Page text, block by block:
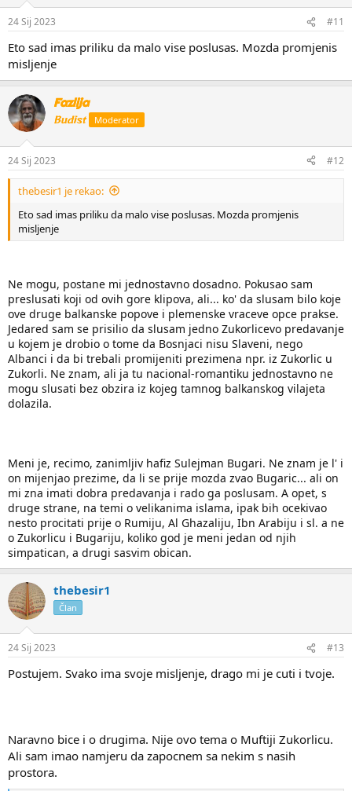
24 Sij 2023 #11
Eto sad imas priliku da malo vise poslusas. Mozda promjenis
misljenje
Fazlija
Budist Moderator
24 Sij 2023 #12
thebesir1 je rekao:
Eto sad imas priliku da malo vise poslusas. Mozda promjenis
misljenje
Ne mogu, postane mi jednostavno dosadno. Pokusao sam
preslusati koji od ovih gore klipova, ali... ko' da slusam bilo koje
ove druge balkanske popove i plemenske vraceve opce prakse.
Jedared sam se prisilio da slusam jedno Zukorlicevo predavanje
u kojem je drobio o tome da Bosnjaci nisu Slaveni, nego
Albanci i da bi trebali promijeniti prezimena npr. iz Zukorlic u
Zukorli. Ne znam, ali ja tu nacional-romantiku jednostavno ne
mogu slusati bez obzira iz kojeg tamnog balkanskog vilajeta
dolazila.
Meni je, recimo, zanimljiv hafiz Sulejman Bugari. Ne znam je l' i
on mijenjao prezime, da li se prije mozda zvao Bugaric... ali on
mi zna imati dobra predavanja i rado ga poslusam. A opet, s
druge strane, na temi o velikanima islama, ipak bih ocekivao
nesto procitati prije o Rumiju, Al Ghazaliju, Ibn Arabiju i sl. a ne
o Zukorlicu i Bugariju, koliko god je meni jedan od njih
simpatican, a drugi sasvim obican.
thebesir1
Član
24 Sij 2023 #13
Postujem. Svako ima svoje misljenje, drago mi je cuti i tvoje.
Naravno bice i o drugima. Nije ovo tema o Muftiji Zukorlicu.
Ali sam imao namjeru da zapocnem sa nekim s nasih
prostora.